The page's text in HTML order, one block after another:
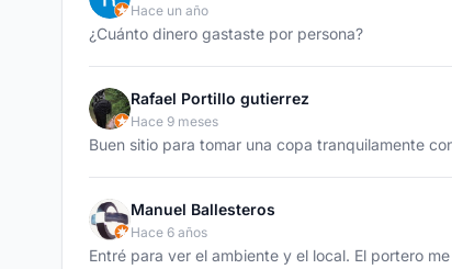
Hace un año
¿Cuánto dinero gastaste por persona?
Rafael Portillo gutierrez
Hace 9 meses
Buen sitio para tomar una copa tranquilamente
Manuel Ballesteros
Hace 6 años
Entré para ver el ambiente y el local. El portero